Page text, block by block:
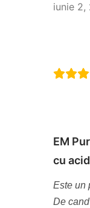
iunie 2,
EM
cu
Este un
De